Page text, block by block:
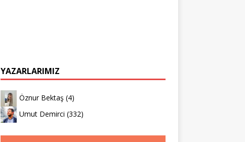
YAZARLARIMIZ
Öznur Bektaş (4)
Umut Demirci (332)